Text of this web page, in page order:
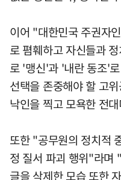
이어 "대한민국 주권자
로 폄훼하고 자신들과
로 '맹신'과 '내란 동조'
선택을 존중해야 할 고
낙인을 찍고 모욕한 전
또한 "공무원의 정치적
정 질서 파괴 행위"라며
글을 삭제한 모습 또한